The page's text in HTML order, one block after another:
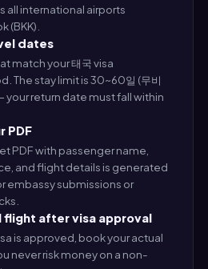
all international airports
(BKK).
dates
match your 태국 visa
The stay limit is 30~60일 (무비
your return date must fall within
PDF
PDF with passenger name,
and flight details is generated
embassy submissions or
flight after visa approval
is approved, book your actual
never risk money on a non-